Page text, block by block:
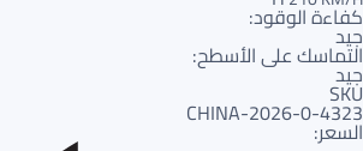
كفاءة الوقود:
جيد
التماسك على الأسطح:
جيد
SKU
4323-CHINA-2026-0
السعر: